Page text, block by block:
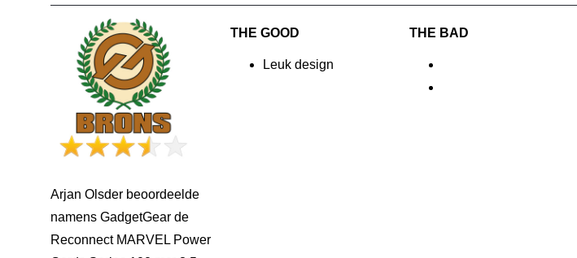
Arjan Olsder beoordeelde
namens GadgetGear de
Reconnect MARVEL Power
THE GOOD
Leuk design
THE BAD